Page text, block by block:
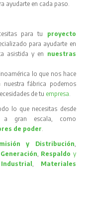
ayudarte en cada paso.
para tu proyecto
para ayudarte en
asistida y en nuestras
lo que nos hace
nuestra fábrica podemos
de tu empresa
lo que necesitas desde
a gran escala, como
de poder
y Distribución
Respaldo y
Materiales